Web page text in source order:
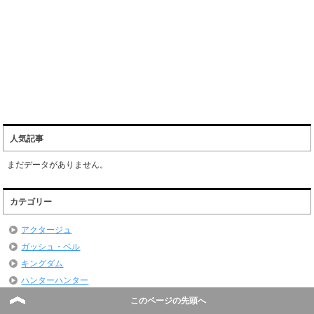
人気記事
まだデータがありません。
カテゴリー
アクタージュ
ガッシュ・ベル
キングダム
ハンターハンター
ブラッククローバー
このページの先頭へ